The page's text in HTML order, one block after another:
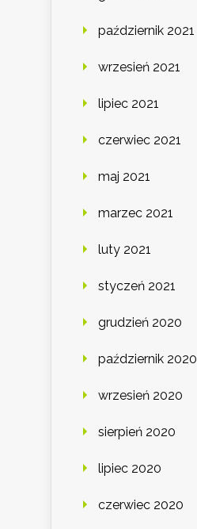
październik 2021
wrzesień 2021
lipiec 2021
czerwiec 2021
maj 2021
marzec 2021
luty 2021
styczeń 2021
grudzień 2020
październik 2020
wrzesień 2020
sierpień 2020
lipiec 2020
czerwiec 2020